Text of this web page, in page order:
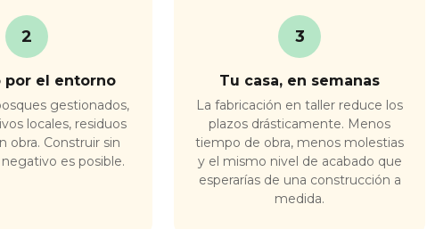
2
por el entorno
gestionados,
locales, residuos
obra. Construir sin
es posible.
3
Tu casa, en semanas
La fabricación en taller reduce los
plazos drásticamente. Menos
tiempo de obra, menos molestias
y el mismo nivel de acabado que
esperarías de una construcción a
medida.